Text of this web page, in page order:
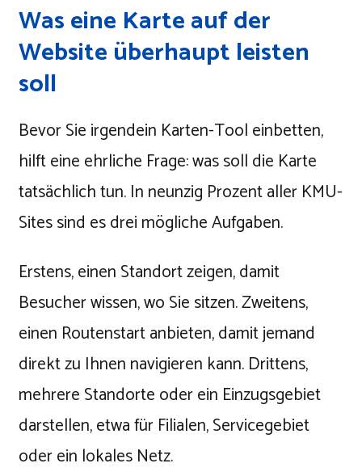
Was eine Karte auf der
Website überhaupt leisten
soll
Bevor Sie irgendein Karten-Tool einbetten,
hilft eine ehrliche Frage: was soll die Karte
tatsächlich tun. In neunzig Prozent aller KMU-
Sites sind es drei mögliche Aufgaben.
Erstens, einen Standort zeigen, damit
Besucher wissen, wo Sie sitzen. Zweitens,
einen Routenstart anbieten, damit jemand
direkt zu Ihnen navigieren kann. Drittens,
mehrere Standorte oder ein Einzugsgebiet
darstellen, etwa für Filialen, Servicegebiet
oder ein lokales Netz.